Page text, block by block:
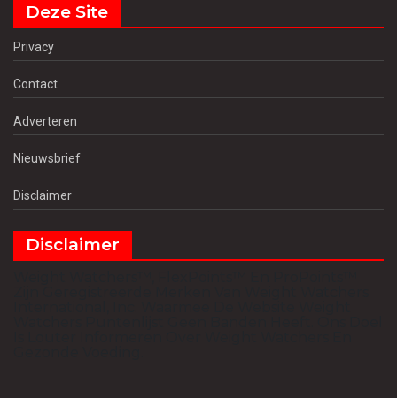
Deze Site
Privacy
Contact
Adverteren
Nieuwsbrief
Disclaimer
Disclaimer